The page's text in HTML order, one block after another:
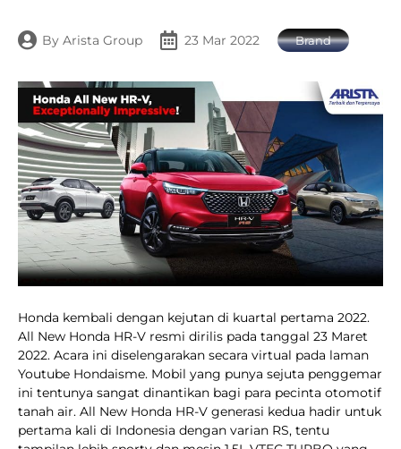
By Arista Group 23 Mar 2022 Brand
Honda kembali dengan kejutan di kuartal pertama 2022.
All New Honda HR-V resmi dirilis pada tanggal 23 Maret
2022. Acara ini diselengarakan secara virtual pada laman
Youtube Hondaisme. Mobil yang punya sejuta penggemar
ini tentunya sangat dinantikan bagi para pecinta otomotif
tanah air. All New Honda HR-V generasi kedua hadir untuk
pertama kali di Indonesia dengan varian RS, tentu